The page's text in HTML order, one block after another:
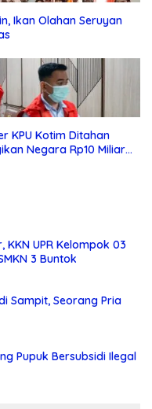
Ikan Olahan Seruyan
KPU Kotim Ditahan
Negara Rp10 Miliar
UPR Kelompok 03
3 Buntok
Sampit, Seorang Pria
Pupuk Bersubsidi Ilegal